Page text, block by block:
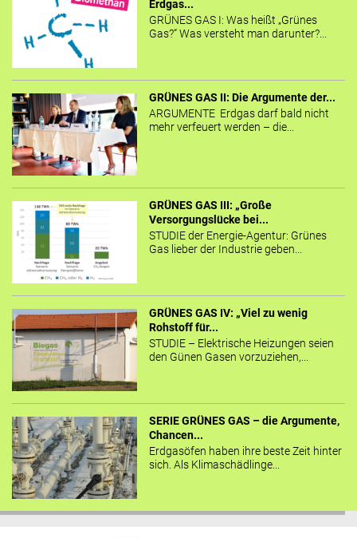
Erdgas...
GRÜNES GAS I: Was heißt „Grünes
Gas?“ Was versteht man darunter?...
GRÜNES GAS II: Die Argumente der...
ARGUMENTE Erdgas darf bald nicht
mehr verfeuert werden – die...
GRÜNES GAS III: „Große
Versorgungslücke bei...
STUDIE der Energie-Agentur: Grünes
Gas lieber der Industrie geben...
GRÜNES GAS IV: „Viel zu wenig
Rohstoff für...
STUDIE – Elektrische Heizungen seien
den Günen Gasen vorzuziehen,...
SERIE GRÜNES GAS – die Argumente,
Chancen...
Erdgasöfen haben ihre beste Zeit hinter
sich. Als Klimaschädlinge...